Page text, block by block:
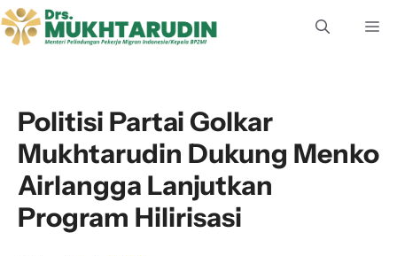
Langsung
ke
Politisi Partai Golkar
Mukhtarudin Dukung Menko
Airlangga Lanjutkan
Program Hilirisasi